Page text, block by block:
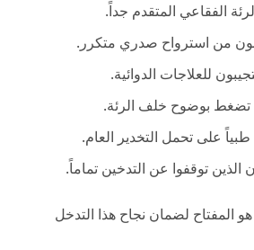
الفقاعي المتقدم جداً.
من استرواح صدري متكرر.
للعلاجات الدوائية.
تضغط بوضوح خلف الرئة.
على تحمل التخدير العام.
الذين توقفوا عن التدخين تماماً.
هو المفتاح لضمان نجاح هذا التدخل